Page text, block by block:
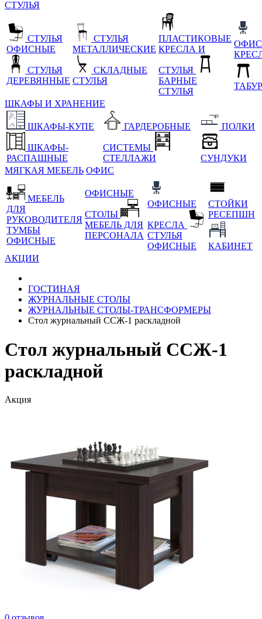
СТУЛЬЯ
СТУЛЬЯ
ОФИСНЫЕ
СТУЛЬЯ
ДЕРЕВЯННЫЕ
СТУЛЬЯ
МЕТАЛЛИЧЕСКИЕ
СКЛАДНЫЕ
СТУЛЬЯ
ПЛАСТИКОВЫЕ
КРЕСЛА И
СТУЛЬЯ
БАРНЫЕ
СТУЛЬЯ
ШКАФЫ И ХРАНЕНИЕ
ШКАФЫ-КУПЕ
ШКАФЫ-
РАСПАШНЫЕ
ГАРДЕРОБНЫЕ
СИСТЕМЫ
СТЕЛЛАЖИ
ПОЛКИ
СУНДУКИ
МЯГКАЯ МЕБЕЛЬ ОФИС
МЕБЕЛЬ
ДЛЯ
РУКОВОДИТЕЛЯ
ТУМБЫ
ОФИСНЫЕ
ОФИСНЫЕ
СТОЛЫ
МЕБЕЛЬ ДЛЯ
ПЕРСОНАЛА
ОФИСНЫЕ
КРЕСЛА
СТУЛЬЯ
ОФИСНЫЕ
СТОЙКИ
РЕСЕПШН
КАБИНЕТ
АКЦИИ
ГОСТИНАЯ
ЖУРНАЛЬНЫЕ СТОЛЫ
ЖУРНАЛЬНЫЕ СТОЛЫ-ТРАНСФОРМЕРЫ
Стол журнальный ССЖ-1 раскладной
Стол журнальный ССЖ-1
раскладной
Акция